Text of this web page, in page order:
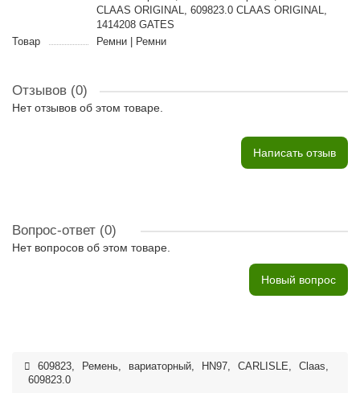
CLAAS ORIGINAL, 609823.0 CLAAS ORIGINAL,
1414208 GATES
Товар
Ремни | Ремни
Отзывов (0)
Нет отзывов об этом товаре.
Написать отзыв
Вопрос-ответ (0)
Нет вопросов об этом товаре.
Новый вопрос
609823, Ремень, вариаторный, HN97, CARLISLE, Claas,
609823.0